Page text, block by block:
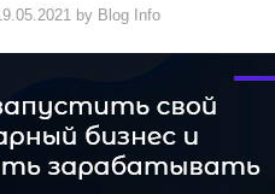
by Blog Info